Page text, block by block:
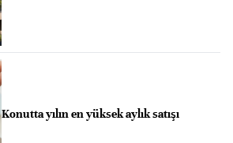
Konutta yılın en yüksek aylık satışı